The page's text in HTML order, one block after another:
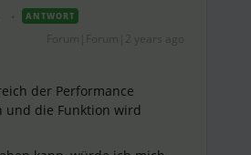
ANTWORT
der Performance
und die Funktion wird